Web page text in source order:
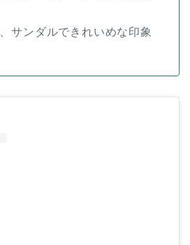
サンダルできれいめな印象